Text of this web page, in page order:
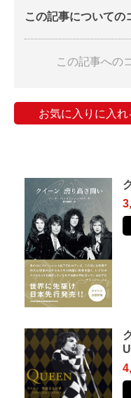
この記事についての
この記事への
お気に入りに入れ